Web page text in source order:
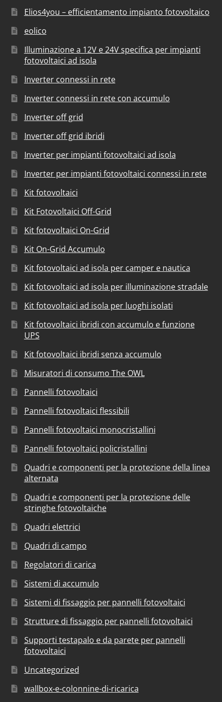
Elios4you – efficientamento impianto fotovoltaico
eolico
Illuminazione a 12V e 24V specifica per impianti
fotovoltaici ad isola
Inverter connessi in rete
Inverter connessi in rete con accumulo
Inverter off grid
Inverter off grid ibridi
Inverter per impianti fotovoltaici ad isola
Inverter per impianti fotovoltaici connessi in rete
Kit fotovoltaici
Kit Fotovoltaici Off-Grid
Kit fotovoltaici On-Grid
Kit On-Grid Accumulo
Kit fotovoltaici ad isola per camper e nautica
Kit fotovoltaici ad isola per illuminazione stradale
Kit fotovoltaici ad isola per luoghi isolati
Kit fotovoltaici ibridi con accumulo e funzione
UPS
Kit fotovoltaici ibridi senza accumulo
Misuratori di consumo The OWL
Pannelli fotovoltaici
Pannelli fotovoltaici flessibili
Pannelli fotovoltaici monocristallini
Pannelli fotovoltaici policristallini
Quadri e componenti per la protezione della linea
alternata
Quadri e componenti per la protezione delle
stringhe fotovoltaiche
Quadri elettrici
Quadri di campo
Regolatori di carica
Sistemi di accumulo
Sistemi di fissaggio per pannelli fotovoltaici
Strutture di fissaggio per pannelli fotovoltaici
Supporti testapalo e da parete per pannelli
fotovoltaici
Uncategorized
wallbox-e-colonnine-di-ricarica